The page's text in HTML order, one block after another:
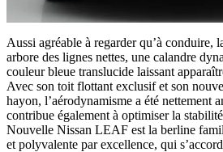
Aussi agréable à regarder qu’à
arbore des lignes nettes, une calandre
couleur bleue translucide laissant
Avec son toit flottant exclusif et son
hayon, l’aérodynamisme a été nettement
contribue également à optimiser la
Nouvelle Nissan LEAF est la berline
et polyvalente par excellence, qui